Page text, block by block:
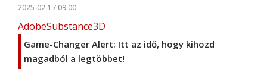
2025-02-17 09:00
AdobeSubstance3D
Game-Changer Alert: Itt az idő, hogy kihozd
magadból a legtöbbet!